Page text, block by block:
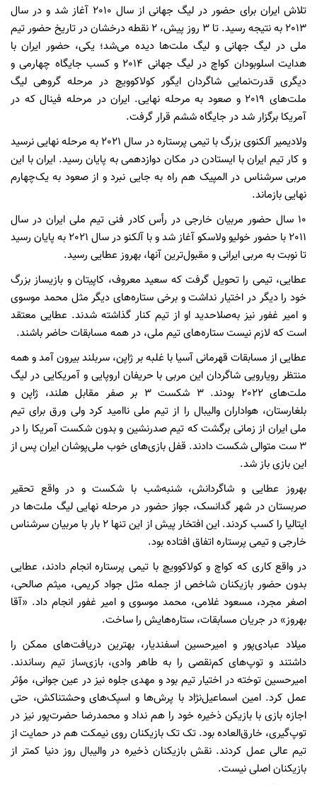
تلاش ایران برای حضور در لیگ جهانی از سال 2010 آغاز شد و در سال
2013 به نتیجه رسید. تا 3 روز پیش، 2 نقطه درخشان در تاریخ حضور تیم
ملی در لیگ جهانی و لیگ ملت‌ها دیده می‌شد؛ یکی، حضور ایران با
هدایت اسلوبودان کواچ در لیگ جهانی 2014 و کسب جایگاه چهارمی و
دیگری قدرت‌نمایی شاگردان ایگور کولاکوویچ در مرحله گروهی لیگ
ملت‌های 2019 و صعود به مرحله نهایی. ایران در مرحله فینال که در
آمریکا برگزار شد در جایگاه ششم قرار گرفت.
ولادیمیر آلکنوی بزرگ با تیمی پرستاره در سال 2021 به مرحله نهایی نرسید
و کار تیم ایران با ایستادن در مکان دوازدهمی به پایان رسید. ایران با این
مربی سرشناس در المپیک هم راه به جایی نبرد و از صعود به یک‌چهارم
نهایی بازماند.
10 سال حضور مربیان خارجی در رأس کادر فنی تیم ملی ایران در سال
2011 با حضور خولیو ولاسکو آغاز شد و با آلکنو در سال 2021 به پایان رسید
تا نوبت به مربی ایرانی و مقبول‌ترین آنها، بهروز عطایی رسید.
عطایی، تیمی را تحویل گرفت که سعید معروف، کاپیتان و بازیساز بزرگ
خود را دیگر در اختیار نداشت و برخی ستاره‌های دیگر مثل محمد موسوی
و امیر غفور نیز به‌صلاحدید او از تیم کنار گذاشته شدند. عطایی معتقد
است که لازم نیست ستاره‌های تیم ملی، در همه مسابقات حاضر باشند.
عطایی از مسابقات قهرمانی آسیا با غلبه بر ژاپن، سربلند بیرون آمد و همه
منتظر رویارویی شاگردان این مربی با حریفان اروپایی و آمریکایی در لیگ
ملت‌های 2022 بودند. 3 شکست 3 بر صفر مقابل هلند، ژاپن و
بلغارستان، هواداران والیبال را از تیم ملی ناامید کرد ولی ورق برای تیم
ملی ایران از زمانی برگشت که تیم صدرنشین و بدون شکست آمریکا را در
3 ست متوالی شکست دادند. قفل بازی‌های خوب ملی‌پوشان ایران پس از
این بازی باز شد.
بهروز عطایی و شاگردانش، شنبه‌شب با شکست و در واقع تحقیر
صربستان در شهر گدانسک، جواز حضور در مرحله نهایی لیگ ملت‌ها در
ایتالیا را کسب کردند. این افتخار پیش از این تنها 2 بار با مربیان سرشناس
خارجی و تیمی پرستاره اتفاق افتاده بود.
در واقع کاری که کواچ و کولاکوویچ با تیمی پرستاره انجام دادند، عطایی
بدون حضور بازیکنان شاخص از جمله مثل جواد کریمی، میثم صالحی،
اصغر مجرد، مسعود غلامی، محمد موسوی و امیر غفور انجام داد. «آقا
بهروز» در جریان مسابقات، ستاره‌هایش را ساخت.
میلاد عبادی‌پور و امیرحسین اسفندیار، بهترین دریافت‌های ممکن را
داشتند و توپ‌های کم‌نقصی را به طاهر وادی، بازی‌ساز تیم رساندند.
امیرحسین توخته در اختیار تیم بود و مهدی جلوه نیز در عین جوانی، مؤثر
عمل کرد. امین اسماعیل‌نژاد با پرش‌ها و اسپک‌های وحشتناکش، حتی
اجازه بازی با بازیکن ذخیره خود را هم نداد و محمدرضا حضرت‌پور نیز در
توپ‌گیری، خارق‌العاده بود. تک تک بازیکنان روی نیمکت هم در حمایت از
تیم عالی عمل کردند. نقش بازیکنان ذخیره در والیبال روز دنیا کمتر از
بازیکنان اصلی نیست.